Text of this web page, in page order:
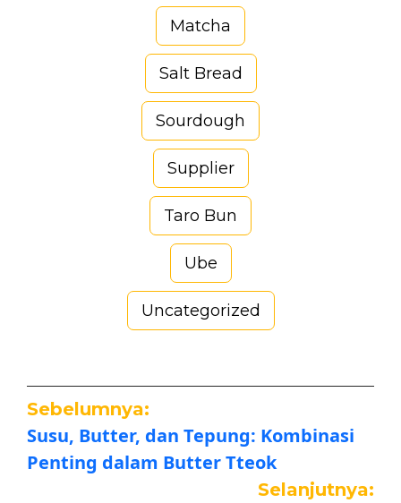
Matcha
Salt Bread
Sourdough
Supplier
Taro Bun
Ube
Uncategorized
Sebelumnya:
Susu, Butter, dan Tepung: Kombinasi
Penting dalam Butter Tteok
Selanjutnya: